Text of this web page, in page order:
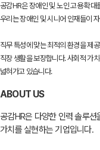
공감HR은 장애인 및 노인 고용 확대
우리는 장애인 및 시니어 인재들이
직무 특성에 맞는 최적의 환경을 제
직장 생활을 보장합니다. 사회적 가
넓혀가고 있습니다.
ABOUT US
공감HR은 다양한 인력 솔루
가치를 실현하는 기업입니다.